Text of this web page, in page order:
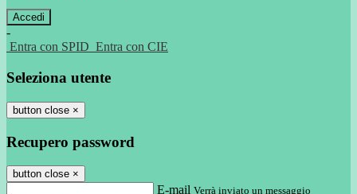
-
Entra con SPID Entra con CIE
Seleziona utente
button close ×
Recupero password
button close ×
E-mail Verrà inviato un messaggio